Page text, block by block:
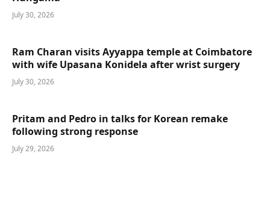
July 30, 2026
Ram Charan visits Ayyappa temple at Coimbatore
with wife Upasana Konidela after wrist surgery
July 30, 2026
Pritam and Pedro in talks for Korean remake
following strong response
July 29, 2026